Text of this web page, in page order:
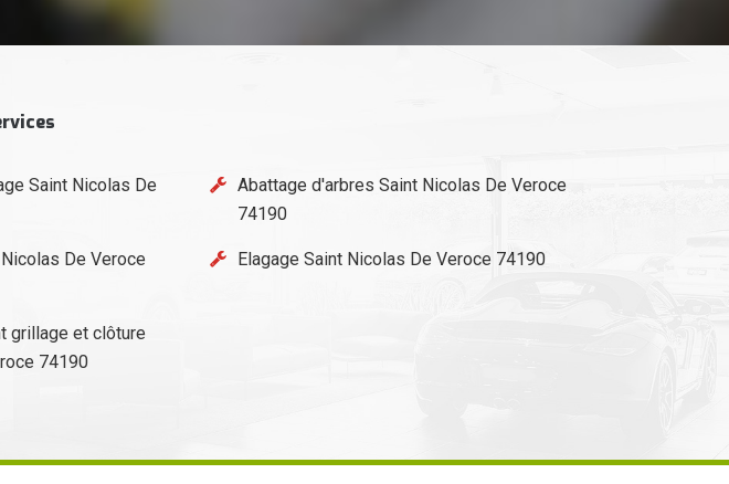
Saint Nicolas De
Abattage d'arbres Saint Nicolas De Veroce
74190
De Veroce
Elagage Saint Nicolas De Veroce 74190
grillage et clôture
74190